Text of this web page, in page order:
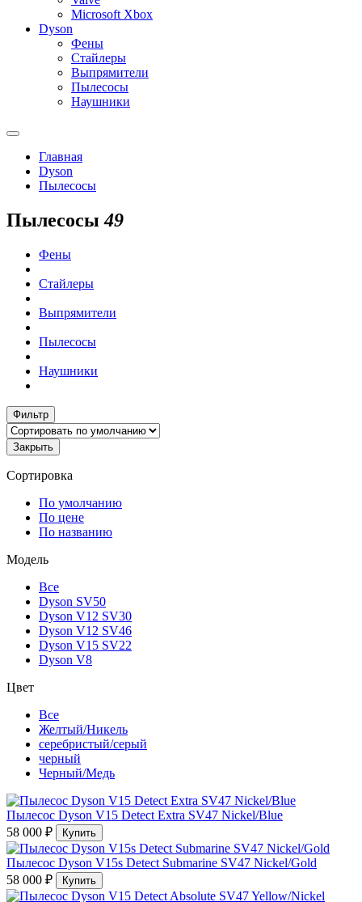
Microsoft Xbox
Dyson
Фены
Стайлеры
Выпрямители
Пылесосы
Наушники
Главная
Dyson
Пылесосы
Пылесосы49
Фены
Стайлеры
Выпрямители
Пылесосы
Наушники
Фильтр
Закрыть
Сортировка
По умолчанию
По цене
По названию
Модель
Все
Dyson SV50
Dyson V12 SV30
Dyson V12 SV46
Dyson V15 SV22
Dyson V8
Цвет
Все
Желтый/Никель
серебристый/серый
черный
Черный/Медь
Пылесос Dyson V15 Detect Extra SV47 Nickel/Blue
58 000 ₽
Купить
Пылесос Dyson V15s Detect Submarine SV47 Nickel/Gold
58 000 ₽
Купить